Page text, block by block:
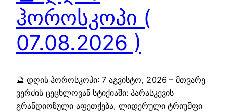
ჰოროსკოპი (
07.08.2026 )
🔮 დღის ჰოროსკოპი: 7 აგვისტო, 2026 – მთვარე
ვერძის ცეცხლოვან სტიქიაში: პარასკევის
გრანდიოზული აფეთქება, ლიდერული ტრიუმფი